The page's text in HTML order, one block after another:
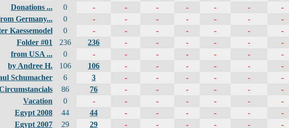
Donations ...
0 - - - - - - -
Germany...
0 - - - - - - -
Kaessemodel
0 - - - - - - -
Folder #01
236 236 - - - - - -
from USA ...
0 - - - - - - -
by Andree H.
106 106 - - - - - -
Schumacher
6 3 - - - - - -
86 76 - - - - - -
Vacation
0 - - - - - - -
Egypt 2008
44 44 - - - - - -
Egypt 2007
29 29 - - - - - -